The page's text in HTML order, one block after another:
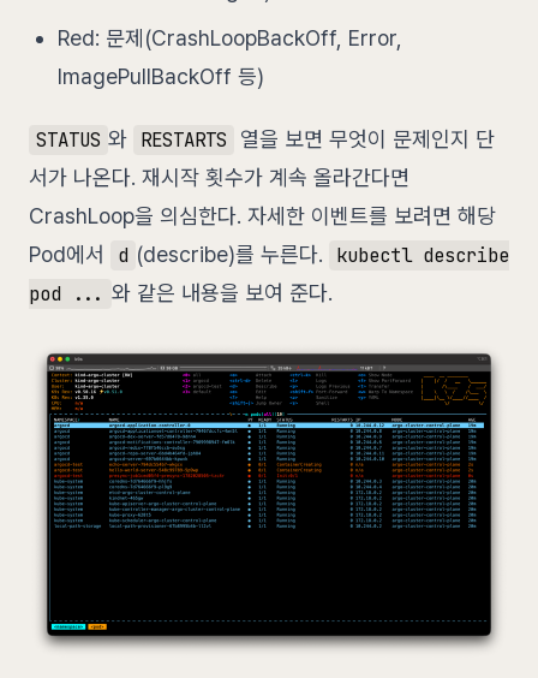
Red: 문제(CrashLoopBackOff, Error,
ImagePullBackOff 등)
STATUS 와 RESTARTS
열을 보면 무엇이 문제인지 단
서가 나온다. 재시작 횟수가 계속 올라간다면
CrashLoop을 의심한다. 자세한 이벤트를 보려면 해당
Pod에서
d (describe)를 누른다.
kubectl describe
pod ... 와 같은 내용을 보여 준다.